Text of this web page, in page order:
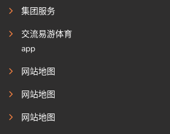
集团服务
交流易游体育
app
网站地图
网站地图
网站地图